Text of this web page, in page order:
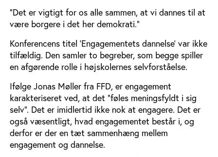
”Det er vigtigt for os alle sammen, at vi dannes til at
være borgere i det her demokrati.”
Konferencens titel ’Engagementets dannelse’ var ikke
tilfældig. Den samler to begreber, som begge spiller
en afgørende rolle i højskolernes selvforståelse.
Ifølge Jonas Møller fra FFD, er engagement
karakteriseret ved, at det ”føles meningsfyldt i sig
selv”. Det er imidlertid ikke nok at engagere. Det er
også væsentligt, hvad engagementet består i, og
derfor er der en tæt sammenhæng mellem
engagement og dannelse.